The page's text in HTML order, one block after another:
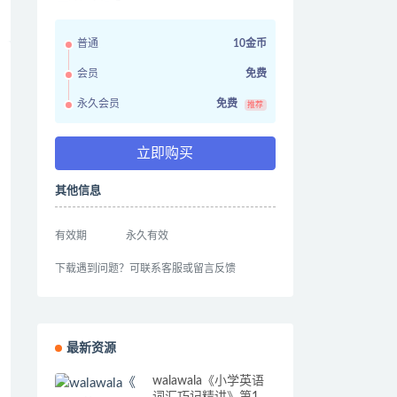
普通 10金币
会员 免费
永久会员 免费 推荐
立即购买
其他信息
有效期 永久有效
下载遇到问题？可联系客服或留言反馈
最新资源
walawala《小学英语